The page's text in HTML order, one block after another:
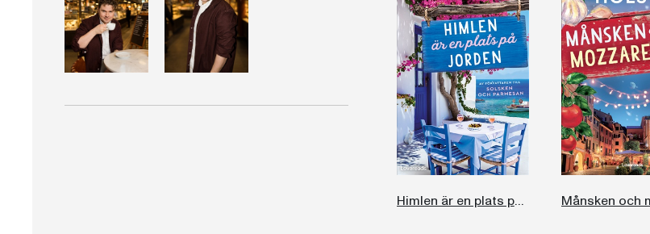
Himlen är en plats på jorden